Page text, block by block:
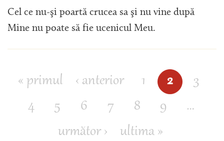
Cel ce nu-şi poartă crucea sa şi nu vine după
Mine nu poate să fie ucenicul Meu.
Pagini
« primul ‹ anterior 1 2
3
4
5 6 7 8 9
…
următor ›
ultima »